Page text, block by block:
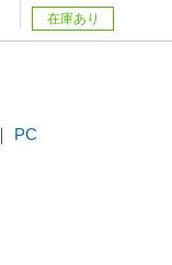
在庫あり
PC